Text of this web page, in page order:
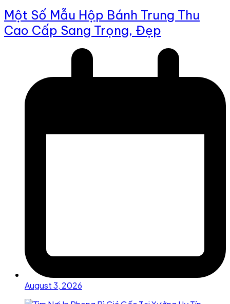
Một Số Mẫu Hộp Bánh Trung Thu
Cao Cấp Sang Trọng, Đẹp
August 3, 2026